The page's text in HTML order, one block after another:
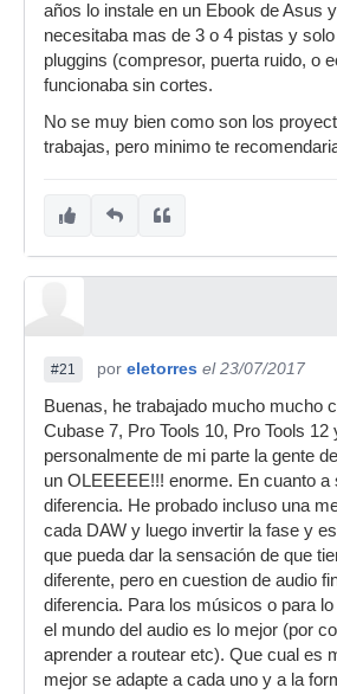
años lo instale en un Ebook de Asus
necesitaba mas de 3 o 4 pistas y
pluggins (compresor, puerta ruido, o
funcionaba sin cortes.
No se muy bien como son los
trabajas, pero minimo te
#21 por eletorres el 23/07/2017
Buenas, he trabajado mucho mucho
Cubase 7, Pro Tools 10, Pro Tools 12
personalmente de mi parte la gente
un OLEEEEE!!! enorme. En cuanto a
diferencia. He probado incluso una
cada DAW y luego invertir la fase y
que pueda dar la sensación de que
diferente, pero en cuestion de audio
diferencia. Para los músicos o para
el mundo del audio es lo mejor (por
aprender a routear etc). Que cual es
mejor se adapte a cada uno y a la